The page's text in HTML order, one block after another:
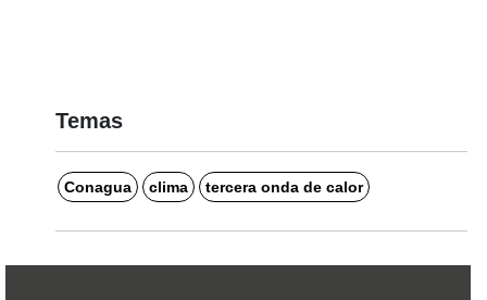
Temas
Conagua clima tercera onda de calor